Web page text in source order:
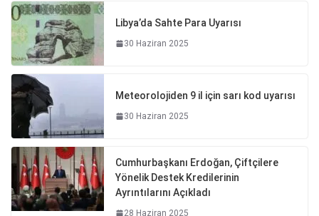
Libya’da Sahte Para Uyarısı
30 Haziran 2025
Meteorolojiden 9 il için sarı kod uyarısı
30 Haziran 2025
Cumhurbaşkanı Erdoğan, Çiftçilere
Yönelik Destek Kredilerinin
Ayrıntılarını Açıkladı
28 Haziran 2025